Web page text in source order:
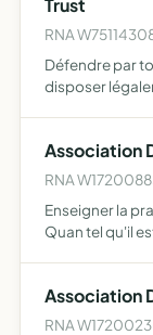
Trust
RNA
Défendre par
disposer
physique
Association
RNA
Enseigner la
Quan tel qu'il
Association
RNA